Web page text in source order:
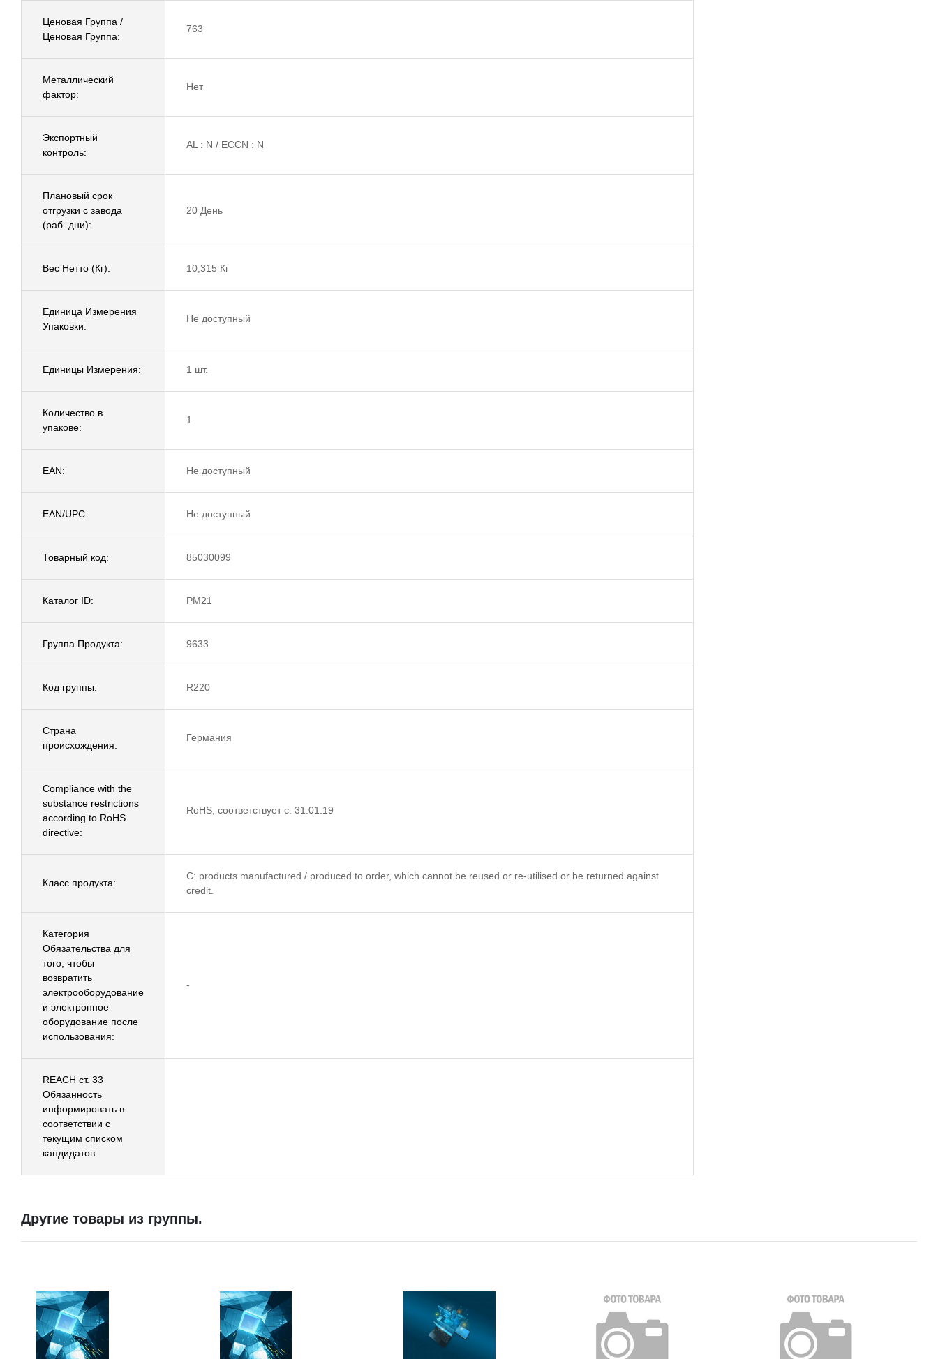
Ценовая Группа /
Ценовая Группа:
763
Металлический
фактор:
Нет
Экспортный
контроль:
AL : N / ECCN : N
Плановый срок
отгрузки с завода
(раб. дни):
20 День
Вес Нетто (Кг): 10,315 Кг
Единица Измерения
Упаковки:
Не доступный
Единицы Измерения: 1 шт.
Количество в
упакове:
1
EAN: Не доступный
EAN/UPC: Не доступный
Товарный код: 85030099
Каталог ID: PM21
Группа Продукта: 9633
Код группы: R220
Страна
происхождения:
Германия
Compliance with the
substance restrictions
according to RoHS
directive:
RoHS, соответствует с: 31.01.19
Класс продукта:
C: products manufactured / produced to order, which cannot be reused or re-utilised or be returned against
credit.
Категория
Обязательства для
того, чтобы
возвратить
электрооборудование
и электронное
оборудование после
использования:
-
REACH ст. 33
Обязанность
информировать в
соответствии с
текущим списком
кандидатов:
Другие товары из группы.